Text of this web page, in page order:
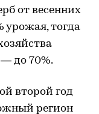
от весенних
урожая, тогда
до 70%.
второй год
регион